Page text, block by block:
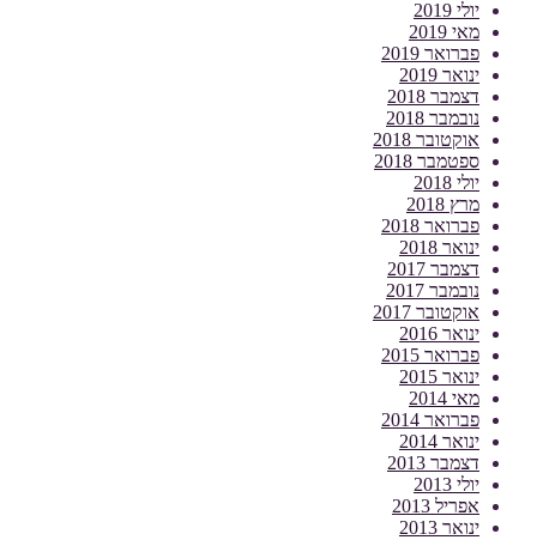
יולי 2019
מאי 2019
פברואר 2019
ינואר 2019
דצמבר 2018
נובמבר 2018
אוקטובר 2018
ספטמבר 2018
יולי 2018
מרץ 2018
פברואר 2018
ינואר 2018
דצמבר 2017
נובמבר 2017
אוקטובר 2017
ינואר 2016
פברואר 2015
ינואר 2015
מאי 2014
פברואר 2014
ינואר 2014
דצמבר 2013
יולי 2013
אפריל 2013
ינואר 2013